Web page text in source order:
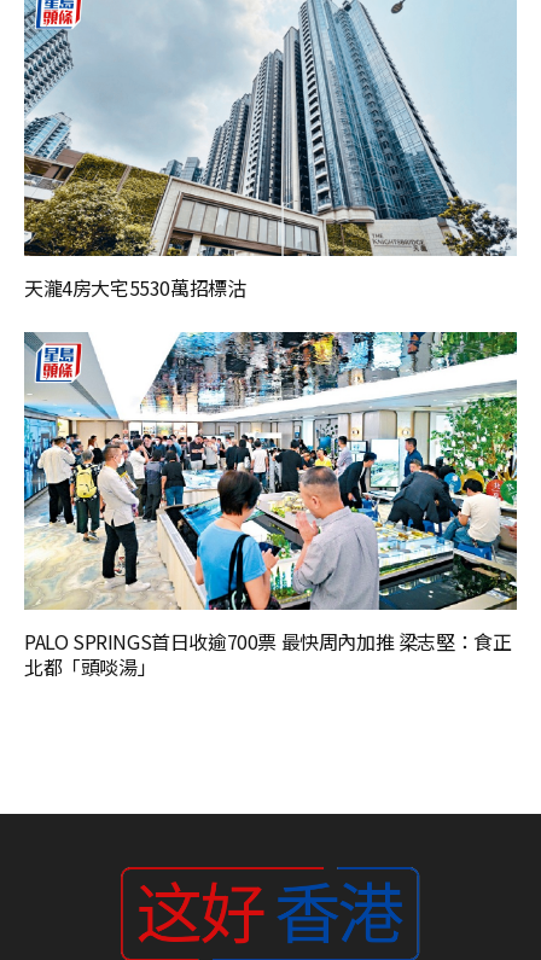
天瀧4房大宅5530萬招標沽
PALO SPRINGS首日收逾700票 最快周內加推 梁志堅：食正
北都「頭啖湯」